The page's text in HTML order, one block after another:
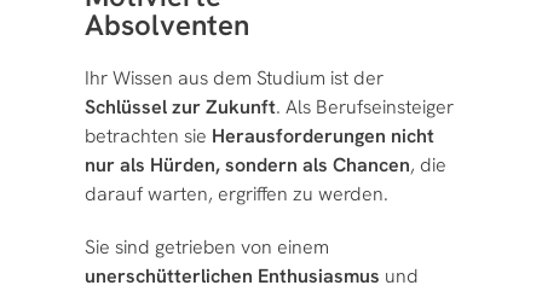
Absolventen
Ihr Wissen aus dem Studium ist der
Schlüssel zur Zukunft. Als Berufseinsteiger
betrachten sie Herausforderungen nicht
nur als Hürden, sondern als Chancen, die
darauf warten, ergriffen zu werden.
Sie sind getrieben von einem
unerschütterlichen Enthusiasmus und